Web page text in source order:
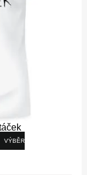
VÝBĚR